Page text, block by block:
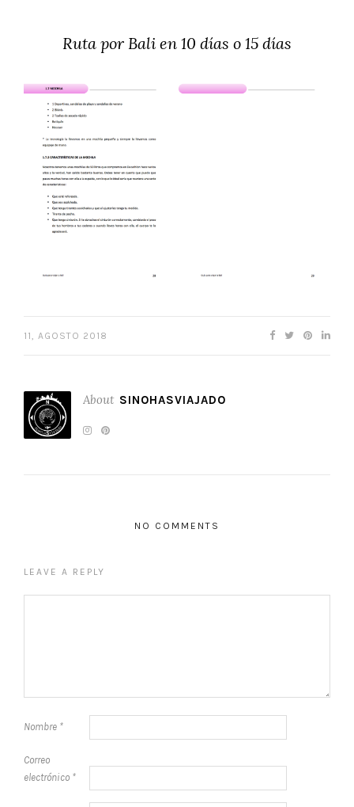
Ruta por Bali en 10 días o 15 días
11, AGOSTO 2018
About SINOHASVIAJADO
NO COMMENTS
LEAVE A REPLY
Nombre *
Correo
electrónico *